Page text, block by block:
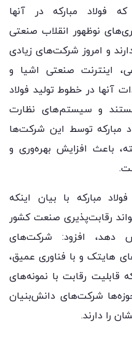
فولاد مبارکه در آنها
نوظهور انقلاب صنعتی
و امروز شرکت‌های زیادی
اینترنت صنعتی اشیا و
آنها در خطوط تولید فولاد
و سیستم‌های نظارت
مبارکه توسط این شرکت‌ها
باعث افزایش بهره‌وری و
مبارکه با بیان اینکه
رقابت‌پذیری صنعت کشور
دهد، افزود: شرکت‌های
هایتک و با فناوری عمیق،
قابلیت رقابت با نمونه‌های
شرکت‌های دانش‌بنیان
را دارند.